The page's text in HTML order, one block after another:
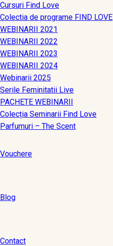
Cursuri Find Love
Colectia de programe FIND LOVE
WEBINARII 2021
WEBINARII 2022
WEBINARII 2023
WEBINARII 2024
Webinarii 2025
Serile Feminitatii Live
PACHETE WEBINARII
Colecția Seminarii Find Love
Parfumuri – The Scent
Vouchere
Blog
Contact